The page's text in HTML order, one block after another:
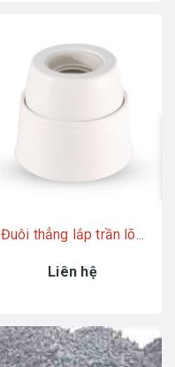
Đuôi thẳng lắp trần lõ...
Liên hệ